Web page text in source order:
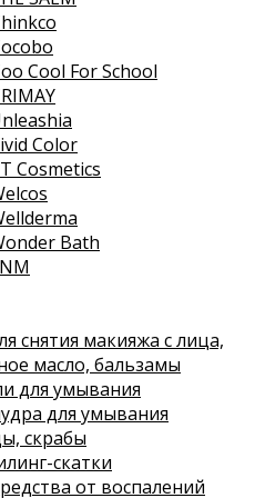
Cool For School
Color
Cosmetics
Bath
снятия макияжа с лица,
масло, бальзамы
для умывания
для умывания
скрабы
скатки
от воспалений